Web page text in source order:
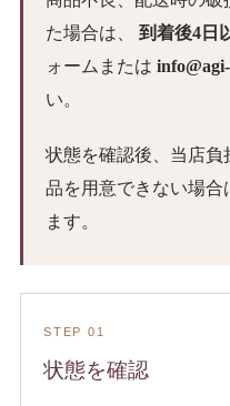
た場合は、 到着後4日
ォームまたは
い。
状態を確認後、当店負
品を用意できない場合
ます。
STEP 01
状態を確認